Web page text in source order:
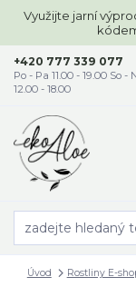
Využijte jarní
+420 777 339 077
Po - Pa 11.00 - 19.00 So -
12.00 - 18.00
Úvod Rostliny E-